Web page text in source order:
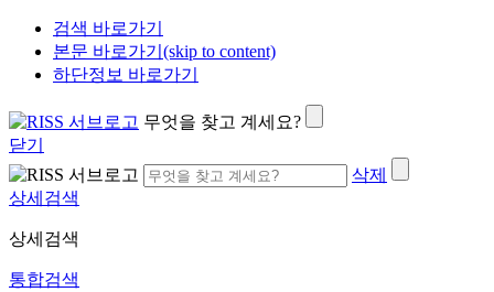
검색 바로가기
본문 바로가기(skip to content)
하단정보 바로가기
무엇을 찾고 계세요?
닫기
삭제
상세검색
상세검색
통합검색